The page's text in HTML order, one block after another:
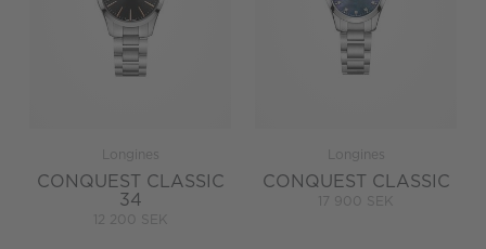
Longines
CONQUEST CLASSIC
34
12 200 SEK
Longines
CONQUEST CLASSIC
17 900 SEK